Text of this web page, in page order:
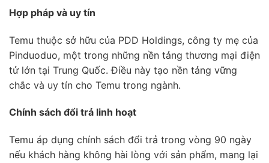
Hợp pháp và uy tín
Temu thuộc sở hữu của PDD Holdings, công ty mẹ của
Pinduoduo, một trong những nền tảng thương mại điện
tử lớn tại Trung Quốc. Điều này tạo nền tảng vững
chắc và uy tín cho Temu trong ngành.
Chính sách đổi trả linh hoạt
Temu áp dụng chính sách đổi trả trong vòng 90 ngày
nếu khách hàng không hài lòng với sản phẩm, mang lại